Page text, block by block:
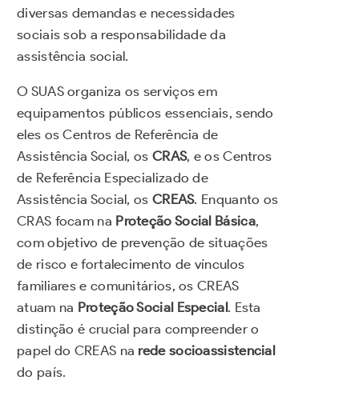
diversas demandas e necessidades
sociais sob a responsabilidade da
assistência social.
O SUAS organiza os serviços em
equipamentos públicos essenciais, sendo
eles os Centros de Referência de
Assistência Social, os CRAS, e os Centros
de Referência Especializado de
Assistência Social, os CREAS. Enquanto os
CRAS focam na Proteção Social Básica,
com objetivo de prevenção de situações
de risco e fortalecimento de vínculos
familiares e comunitários, os CREAS
atuam na Proteção Social Especial. Esta
distinção é crucial para compreender o
papel do CREAS na rede socioassistencial
do país.